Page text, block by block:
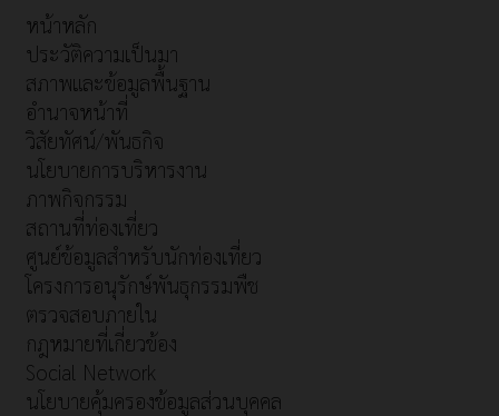
หน้าหลัก
ประวัติความเป็นมา
สภาพและข้อมูลพื้นฐาน
อำนาจหน้าที่
วิสัยทัศน์/พันธกิจ
นโยบายการบริหารงาน
ภาพกิจกรรม
สถานที่ท่องเที่ยว
ศูนย์ข้อมูลสำหรับนักท่องเที่ยว
โครงการอนุรักษ์พันธุกรรมพืช
ตรวจสอบภายใน
กฎหมายที่เกี่ยวข้อง
Social Network
นโยบายคุ้มครองข้อมูลส่วนบุคคล